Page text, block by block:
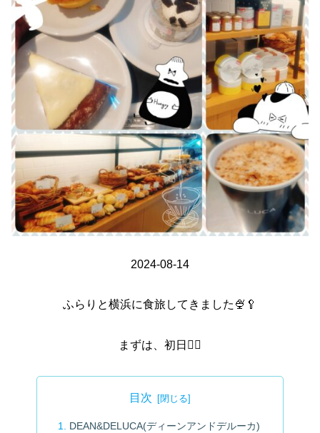
2024-08-14
ふらりと横浜に食旅してきました🍨🥄
まずは、初日☝🏻‪‪
目次
DEAN&DELUCA(ディーンアンドデルーカ)